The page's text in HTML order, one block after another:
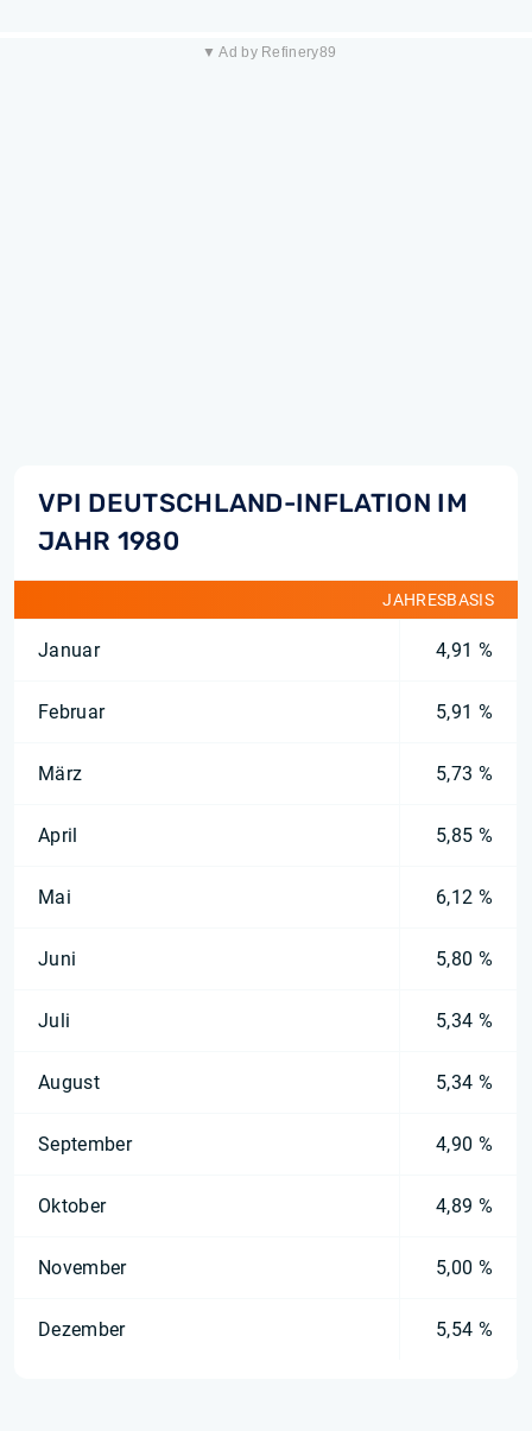
▼ Ad by Refinery89
VPI DEUTSCHLAND-INFLATION IM
JAHR 1980
JAHRESBASIS
Januar 4,91 %
Februar 5,91 %
März 5,73 %
April 5,85 %
Mai 6,12 %
Juni 5,80 %
Juli 5,34 %
August 5,34 %
September 4,90 %
Oktober 4,89 %
November 5,00 %
Dezember 5,54 %